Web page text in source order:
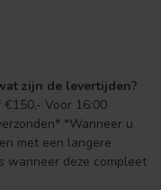
zijn de levertijden?
Voor 16:00
*Wanneer u
met een langere
wanneer deze compleet